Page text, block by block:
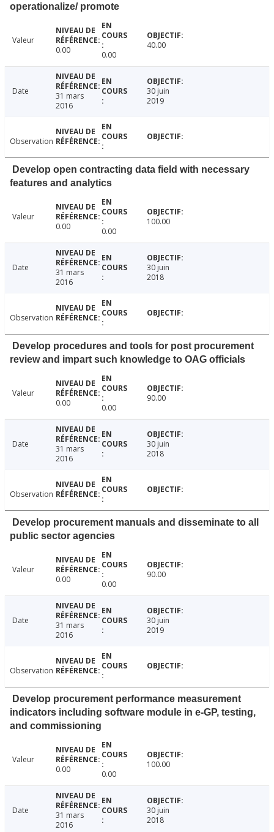
operationalize/ promote
Valeur
0.00
0.00
40.00
Date
31 mars
2016
30 juin
2019
Observation
Develop open contracting data field with necessary
features and analytics
Valeur
0.00
0.00
100.00
Date
31 mars
2016
30 juin
2018
Observation
Develop procedures and tools for post procurement
review and impart such knowledge to OAG officials
Valeur
0.00
0.00
90.00
Date
31 mars
2016
30 juin
2018
Observation
Develop procurement manuals and disseminate to all
public sector agencies
Valeur
0.00
0.00
90.00
Date
31 mars
2016
30 juin
2019
Observation
Develop procurement performance measurement
indicators including software module in e-GP, testing,
and commissioning
Valeur
0.00
0.00
100.00
Date
31 mars
2016
30 juin
2018